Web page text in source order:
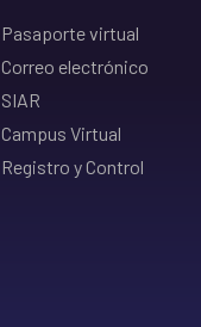
Pasaporte virtual
Correo electrónico
SIAR
Campus Virtual
Registro y Control